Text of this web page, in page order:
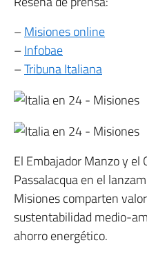
–Misiones online
–Infobae
–Tribuna Italiana
El Embajador Manzo y el
Passalacqua en el
Misiones comparten
sustentabilidad medio-
ahorro energético.